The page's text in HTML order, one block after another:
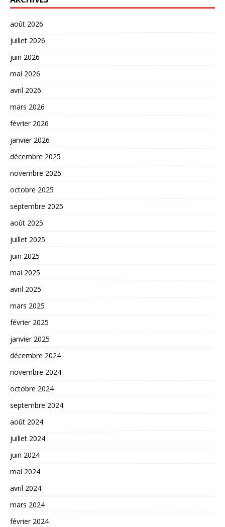
août 2026
juillet 2026
juin 2026
mai 2026
avril 2026
mars 2026
février 2026
janvier 2026
décembre 2025
novembre 2025
octobre 2025
septembre 2025
août 2025
juillet 2025
juin 2025
mai 2025
avril 2025
mars 2025
février 2025
janvier 2025
décembre 2024
novembre 2024
octobre 2024
septembre 2024
août 2024
juillet 2024
juin 2024
mai 2024
avril 2024
mars 2024
février 2024